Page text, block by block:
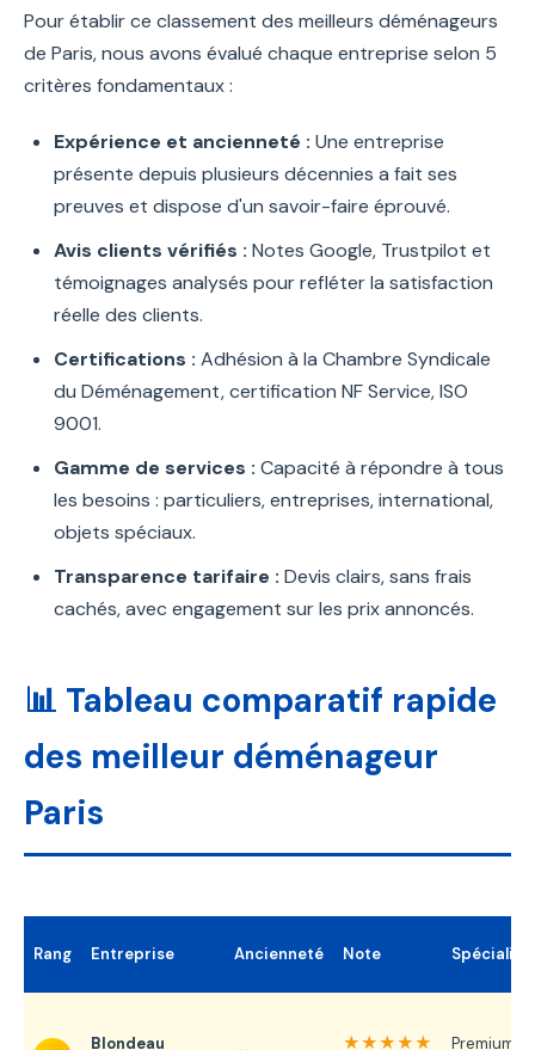
Pour établir ce classement des meilleurs déménageurs
de Paris, nous avons évalué chaque entreprise selon 5
critères fondamentaux :
Expérience et ancienneté : Une entreprise
présente depuis plusieurs décennies a fait ses
preuves et dispose d'un savoir-faire éprouvé.
Avis clients vérifiés : Notes Google, Trustpilot et
témoignages analysés pour refléter la satisfaction
réelle des clients.
Certifications : Adhésion à la Chambre Syndicale
du Déménagement, certification NF Service, ISO
9001.
Gamme de services : Capacité à répondre à tous
les besoins : particuliers, entreprises, international,
objets spéciaux.
Transparence tarifaire : Devis clairs, sans frais
cachés, avec engagement sur les prix annoncés.
📊 Tableau comparatif rapide
des meilleur déménageur
Paris
Rang Entreprise Ancienneté Note Spécialité
Blondeau
★★★★★
Premium &